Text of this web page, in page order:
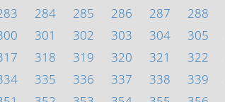
284 285 286 287 288
301 302 303 304 305
318 319 320 321 322
335 336 337 338 339